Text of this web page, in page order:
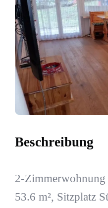
Beschreibung
2-Zimmerwohnung
53.6 m², Sitzplatz